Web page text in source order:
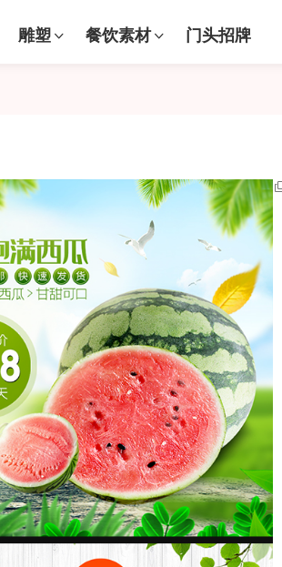
雕塑 餐饮素材 门头招牌